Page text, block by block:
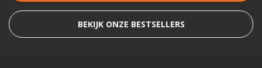
BEKIJK ONZE BESTSELLERS